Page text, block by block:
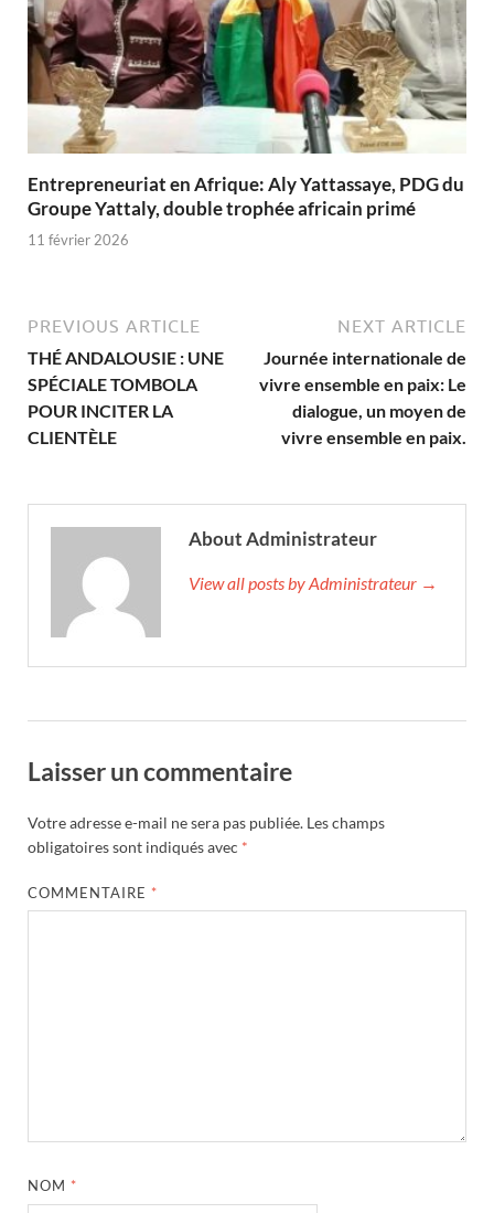
Entrepreneuriat en Afrique: Aly Yattassaye, PDG du
Groupe Yattaly, double trophée africain primé
11 février 2026
PREVIOUS ARTICLE
THÉ ANDALOUSIE : UNE
SPÉCIALE TOMBOLA
POUR INCITER LA
CLIENTÈLE
NEXT ARTICLE
Journée internationale de
vivre ensemble en paix: Le
dialogue, un moyen de
vivre ensemble en paix.
About Administrateur
View all posts by Administrateur →
Laisser un commentaire
Votre adresse e-mail ne sera pas publiée. Les champs
obligatoires sont indiqués avec *
COMMENTAIRE *
NOM *